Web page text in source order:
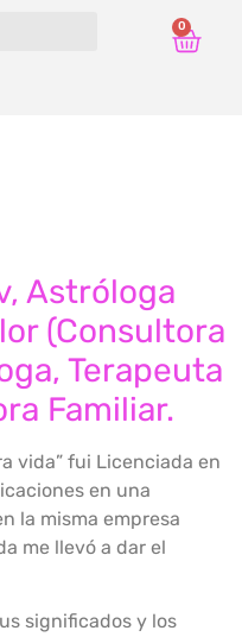
0
Astróloga
(Consultora
Terapeuta
Familiar.
vida” fui Licenciada en
en una
la misma empresa
me llevó a dar el
significados y los